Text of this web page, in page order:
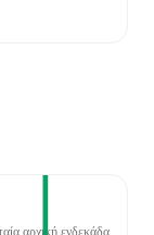
αρχική ενδεκάδα